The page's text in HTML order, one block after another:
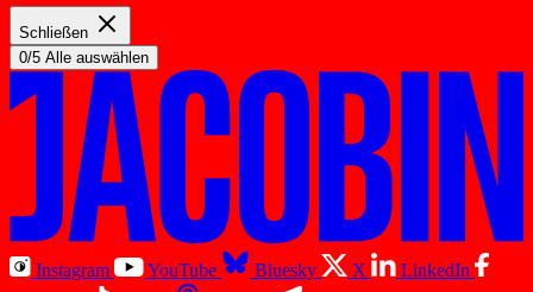
Schließen
0/5 Alle auswählen
Instagram YouTube Bluesky X
LinkedIn